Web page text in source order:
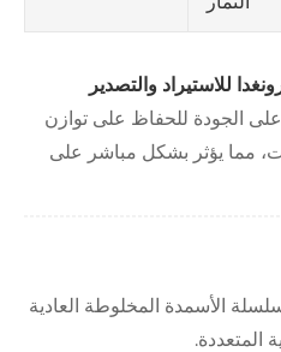
للاستيراد والتصدير
الجودة للحفاظ على توازن
مما يؤثر بشكل مباشر على
الأسمدة المخلوطة العادية
المتعددة.